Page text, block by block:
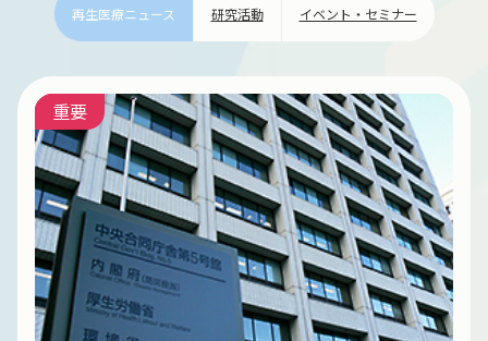
再生医療ニュース 研究活動 イベント・セミナー
重要